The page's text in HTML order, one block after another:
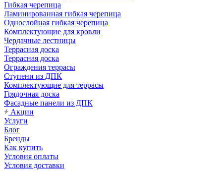
Гибкая черепица
Ламинированная гибкая черепица
Однослойная гибкая черепица
Комплектующие для кровли
Чердачные лестницы
Террасная доска
Террасная доска
Ограждения террасы
Ступени из ДПК
Комплектующие для террасы
Грядочная доска
Фасадные панели из ДПК
Акции
Услуги
Блог
Бренды
Как купить
Условия оплаты
Условия доставки